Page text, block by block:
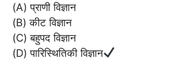
(A) प्राणी विज्ञान
(B) कीट विज्ञान
(C) बहुपद विज्ञान
(D) पारिस्थितिकी विज्ञान